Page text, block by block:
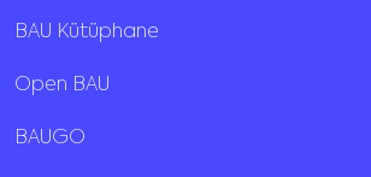
BAU Kütüphane
Open BAU
BAUGO